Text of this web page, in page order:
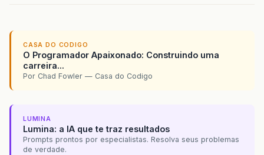
CASA DO CODIGO
O Programador Apaixonado: Construindo uma
carreira...
Por Chad Fowler — Casa do Codigo
LUMINA
Lumina: a IA que te traz resultados
Prompts prontos por especialistas. Resolva seus problemas
de verdade.